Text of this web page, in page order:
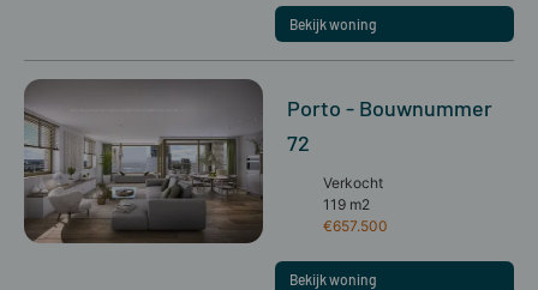
Bekijk woning
Porto - Bouwnummer
72
Verkocht
119 m2
€657.500
Bekijk woning